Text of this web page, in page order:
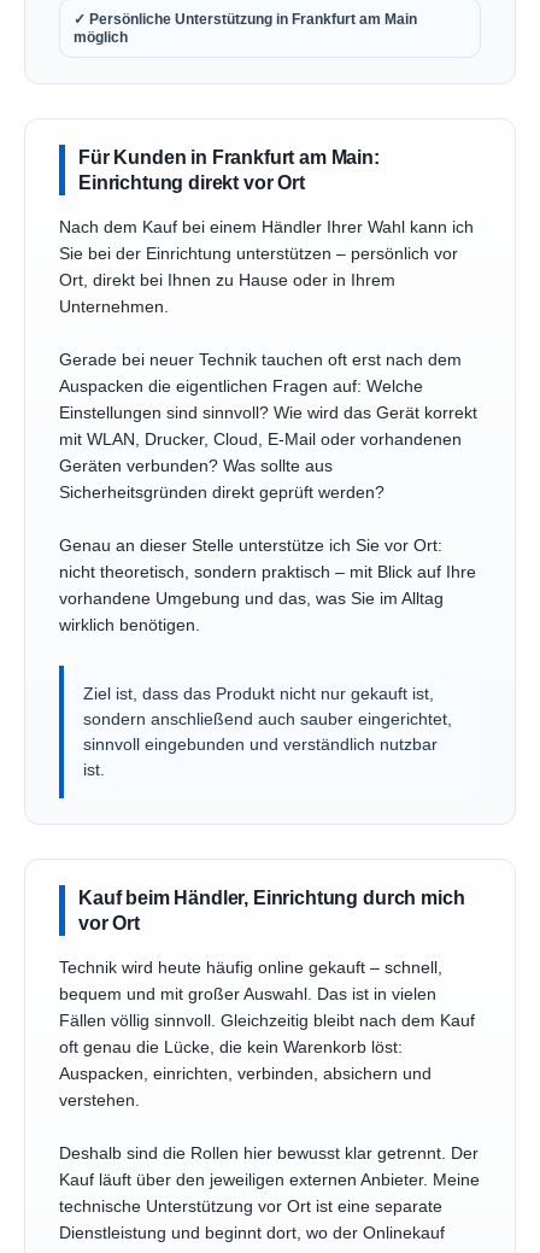
✓ Persönliche Unterstützung in Frankfurt am Main
möglich
Für Kunden in Frankfurt am Main:
Einrichtung direkt vor Ort
Nach dem Kauf bei einem Händler Ihrer Wahl kann ich
Sie bei der Einrichtung unterstützen – persönlich vor
Ort, direkt bei Ihnen zu Hause oder in Ihrem
Unternehmen.
Gerade bei neuer Technik tauchen oft erst nach dem
Auspacken die eigentlichen Fragen auf: Welche
Einstellungen sind sinnvoll? Wie wird das Gerät korrekt
mit WLAN, Drucker, Cloud, E-Mail oder vorhandenen
Geräten verbunden? Was sollte aus
Sicherheitsgründen direkt geprüft werden?
Genau an dieser Stelle unterstütze ich Sie vor Ort:
nicht theoretisch, sondern praktisch – mit Blick auf Ihre
vorhandene Umgebung und das, was Sie im Alltag
wirklich benötigen.
Ziel ist, dass das Produkt nicht nur gekauft ist,
sondern anschließend auch sauber eingerichtet,
sinnvoll eingebunden und verständlich nutzbar
ist.
Kauf beim Händler, Einrichtung durch mich
vor Ort
Technik wird heute häufig online gekauft – schnell,
bequem und mit großer Auswahl. Das ist in vielen
Fällen völlig sinnvoll. Gleichzeitig bleibt nach dem Kauf
oft genau die Lücke, die kein Warenkorb löst:
Auspacken, einrichten, verbinden, absichern und
verstehen.
Deshalb sind die Rollen hier bewusst klar getrennt. Der
Kauf läuft über den jeweiligen externen Anbieter. Meine
technische Unterstützung vor Ort ist eine separate
Dienstleistung und beginnt dort, wo der Onlinekauf